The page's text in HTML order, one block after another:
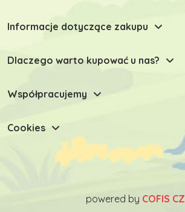
Informacje dotyczące zakupu
Dlaczego warto kupować u nas?
Współpracujemy
Cookies
powered by COFIS CZ